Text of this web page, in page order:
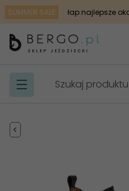
SUMMER SALE łap najlepsze
SKLEP JEŹDZIECKI